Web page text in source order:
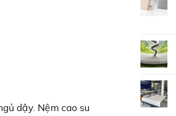
dậy. Nệm cao su